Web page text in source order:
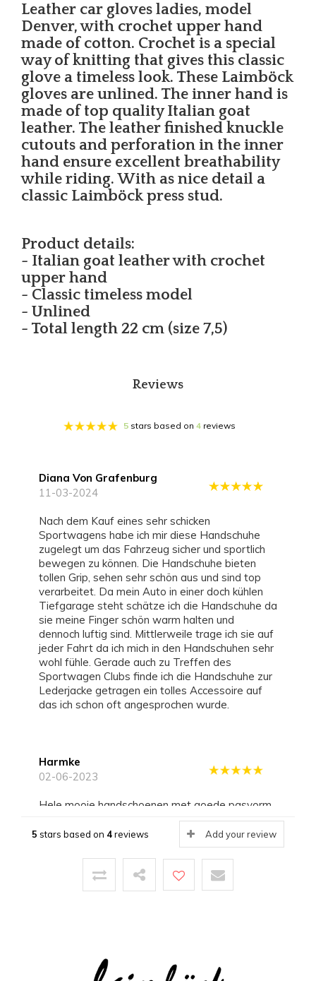
Leather car gloves ladies, model
Denver, with crochet upper hand
made of cotton. Crochet is a special
way of knitting that gives this classic
glove a timeless look. These Laimböck
gloves are unlined. The inner hand is
made of top quality Italian goat
leather. The leather finished knuckle
cutouts and perforation in the inner
hand ensure excellent breathability
while riding. With as nice detail a
classic Laimböck press stud.
Product details:
- Italian goat leather with crochet
upper hand
- Classic timeless model
- Unlined
- Total length 22 cm (size 7,5)
Reviews
5stars based on 4reviews
Diana Von Grafenburg
11-03-2024
Nach dem Kauf eines sehr schicken
Sportwagens habe ich mir diese Handschuhe
zugelegt um das Fahrzeug sicher und sportlich
bewegen zu können. Die Handschuhe bieten
tollen Grip, sehen sehr schön aus und sind top
verarbeitet. Da mein Auto in einer doch kühlen
Tiefgarage steht schätze ich die Handschuhe da
sie meine Finger schön warm halten und
dennoch luftig sind. Mittlerweile trage ich sie auf
jeder Fahrt da ich mich in den Handschuhen sehr
wohl fühle. Gerade auch zu Treffen des
Sportwagen Clubs finde ich die Handschuhe zur
Lederjacke getragen ein tolles Accessoire auf
das ich schon oft angesprochen wurde.
Harmke
02-06-2023
Hele mooie handschoenen met goede pasvorm.
Ideaal voor in de auto, maar ook daarbuiten.
Lekker luchtig waardoor ik - als groot
handschoenen fan - ook in het voorjaar en zomer
handschoenen kan dragen.
Ook goede grip op het autostoeltje.
Klantenservice van Laimbock reageert altijd snel
5 stars based on 4reviews Add your review